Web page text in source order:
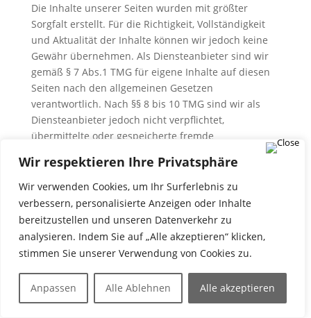
Wir respektieren Ihre Privatsphäre
Wir verwenden Cookies, um Ihr Surferlebnis zu
verbessern, personalisierte Anzeigen oder Inhalte
bereitzustellen und unseren Datenverkehr zu
analysieren. Indem Sie auf „Alle akzeptieren“ klicken,
stimmen Sie unserer Verwendung von Cookies zu.
Anpassen Alle Ablehnen Alle akzeptieren
Die Inhalte unserer Seiten wurden mit größter
Sorgfalt erstellt. Für die Richtigkeit, Vollständigkeit
und Aktualität der Inhalte können wir jedoch keine
Gewähr übernehmen. Als Diensteanbieter sind wir
gemäß § 7 Abs.1 TMG für eigene Inhalte auf diesen
Seiten nach den allgemeinen Gesetzen
verantwortlich. Nach §§ 8 bis 10 TMG sind wir als
Diensteanbieter jedoch nicht verpflichtet,
übermittelte oder gespeicherte fremde
Informationen zu überwachen oder nach Umständen
zu forschen, die auf eine rechtswidrige Tätigkeit
hinweisen. Verpflichtungen zur Entfernung oder
Sperrung der Nutzung von Informationen nach den
allgemeinen Gesetzen bleiben hiervon unberührt.
Eine diesbezügliche Haftung ist jedoch erst ab dem
Zeitpunkt der Kenntnis einer konkreten
Rechtsverletzung möglich. Bei Bekanntwerden von
diese Inhalte umgehend entfernen.